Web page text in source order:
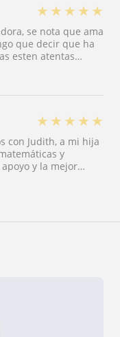
★ ★ ★ ★ ★
se nota que ama
que decir que ha
esten atentas
de manera
★ ★ ★ ★ ★
con Judith, a mi hija
y
y la mejor
asignatura de otra